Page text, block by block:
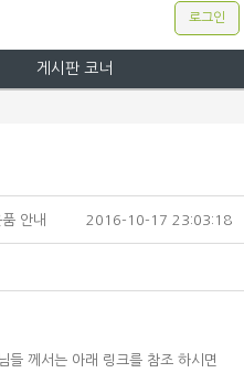
로그인
게시판 코너
안내 2016-10-17 23:03:18
들 께서는 아래 링크를 참조 하시면